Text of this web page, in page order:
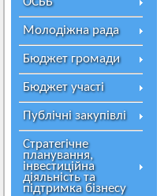
Молодіжна рада
Бюджет громади
Бюджет участі
Публічні закупівлі
Стратегічне
планування,
інвестиційна
діяльність та
підтримка бізнесу